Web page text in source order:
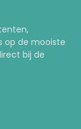
op de mooiste
bij de